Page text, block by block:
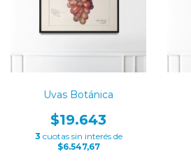
Uvas Botánica
$19.643
3 cuotas sin interés de
$6.547,67